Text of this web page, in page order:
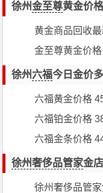
徐州金至尊黄金价
黄金商品回收
金至尊黄金价
徐州 六福今日金价
六福黄金价格
六福铂金价格
六福金条价格
徐州奢侈品管家金
徐州奢侈品管